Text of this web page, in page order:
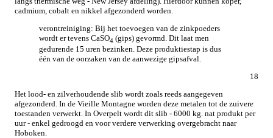
cadmium, cobalt en nikkel afgezonderd worden.
verontreiniging: Bij het toevoegen van de zinkpoeders
wordt er tevens CaSO4 (gips) gevormd. Dit laat men
gedurende 15 uren bezinken. Deze produktiestap is dus
één van de oorzaken van de aanwezige gipsafval.
18
Het lood- en zilverhoudende slib wordt zoals reeds aangegeven
afgezonderd. In de Vieille Montagne worden deze metalen tot de zuivere
toestanden verwerkt. In Overpelt wordt dit slib - 6000 kg. nat produkt per
uur - enkel gedroogd en voor verdere verwerking overgebracht naar
Hoboken.